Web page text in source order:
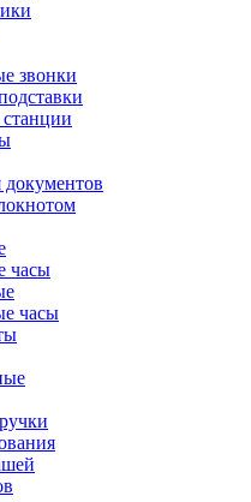
звонки
часы
часы